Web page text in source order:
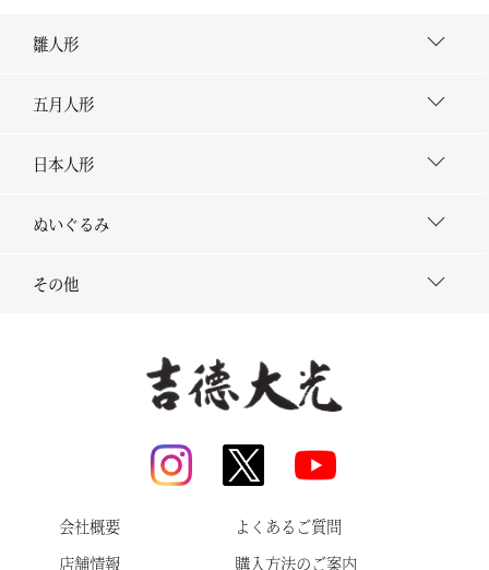
雛人形
五月人形
日本人形
ぬいぐるみ
その他
会社概要
店舗情報
よくあるご質問
購入方法のご案内